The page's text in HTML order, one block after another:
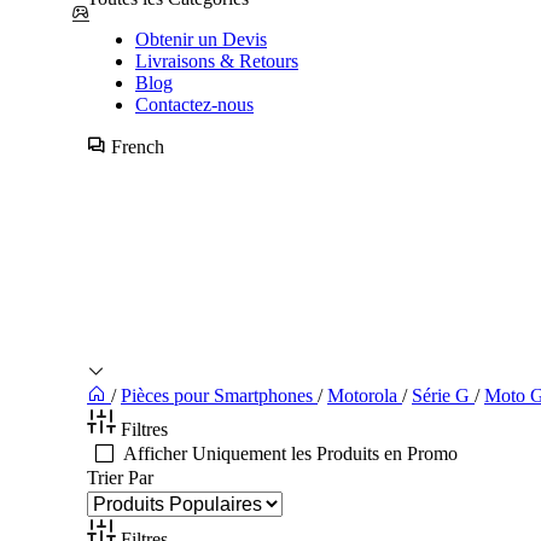
Obtenir un Devis
Livraisons & Retours
Blog
Contactez-nous
French
/ Pièces pour Smartphones / Motorola / Série G / Moto
Filtres
Afficher Uniquement les Produits en Promo
Trier Par